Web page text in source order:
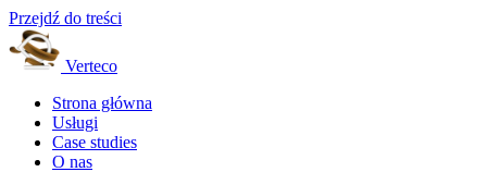
Przejdź do treści
Verteco
Strona główna
Usługi
Case studies
O nas